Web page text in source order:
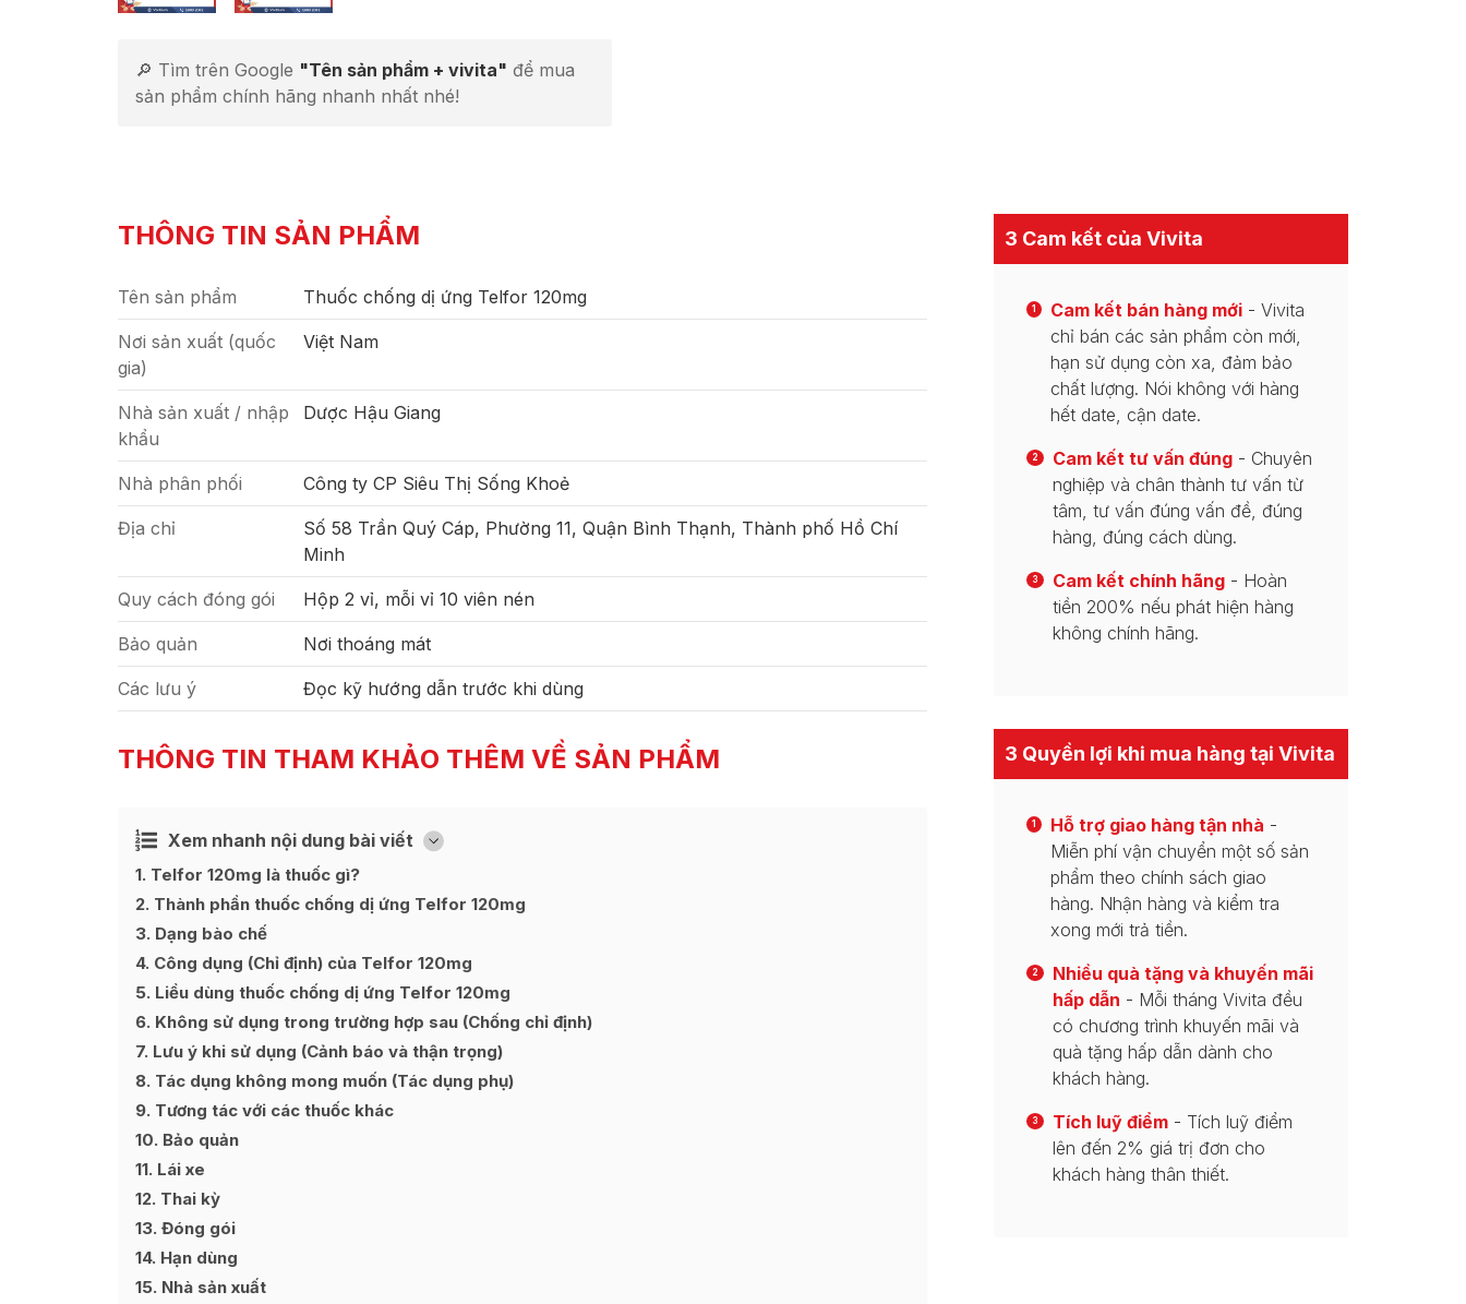
🔎 Tìm trên Google "Tên sản phẩm + vivita" để mua
sản phẩm chính hãng nhanh nhất nhé!
THÔNG TIN SẢN PHẨM
Tên sản phẩm Thuốc chống dị ứng Telfor 120mg
Nơi sản xuất (quốc
gia)
Việt Nam
Nhà sản xuất / nhập
khẩu
Dược Hậu Giang
Nhà phân phối Công ty CP Siêu Thị Sống Khoẻ
Địa chỉ
Số 58 Trần Quý Cáp, Phường 11, Quận Bình Thạnh, Thành phố Hồ Chí
Minh
Quy cách đóng gói Hộp 2 vỉ, mỗi vỉ 10 viên nén
Bảo quản Nơi thoáng mát
Các lưu ý Đọc kỹ hướng dẫn trước khi dùng
THÔNG TIN THAM KHẢO THÊM VỀ SẢN PHẨM
Xem nhanh nội dung bài viết [
Ẩn
1 Telfor 120mg là thuốc gì?
2 Thành phần thuốc chống dị ứng Telfor 120mg
3 Dạng bào chế
4 Công dụng (Chỉ định) của Telfor 120mg
5 Liều dùng thuốc chống dị ứng Telfor 120mg
6 Không sử dụng trong trường hợp sau (Chống chỉ định)
7 Lưu ý khi sử dụng (Cảnh báo và thận trọng)
8 Tác dụng không mong muốn (Tác dụng phụ)
9 Tương tác với các thuốc khác
10 Bảo quản
11 Lái xe
12 Thai kỳ
13 Đóng gói
14 Hạn dùng
15 Nhà sản xuất
3 Cam kết của Vivita
1 Cam kết bán hàng mới - Vivita
chỉ bán các sản phẩm còn mới,
hạn sử dụng còn xa, đảm bảo
chất lượng. Nói không với hàng
hết date, cận date.
2 Cam kết tư vấn đúng - Chuyên
nghiệp và chân thành tư vấn từ
tâm, tư vấn đúng vấn đề, đúng
hàng, đúng cách dùng.
3 Cam kết chính hãng - Hoàn
tiền 200% nếu phát hiện hàng
không chính hãng.
3 Quyền lợi khi mua hàng tại Vivita
1 Hỗ trợ giao hàng tận nhà -
Miễn phí vận chuyển một số sản
phẩm theo chính sách giao
hàng. Nhận hàng và kiểm tra
xong mới trả tiền.
2
Nhiều quà tặng và khuyến mãi
hấp dẫn - Mỗi tháng Vivita đều
có chương trình khuyến mãi và
quà tặng hấp dẫn dành cho
khách hàng.
3 Tích luỹ điểm - Tích luỹ điểm
lên đến 2% giá trị đơn cho
khách hàng thân thiết.